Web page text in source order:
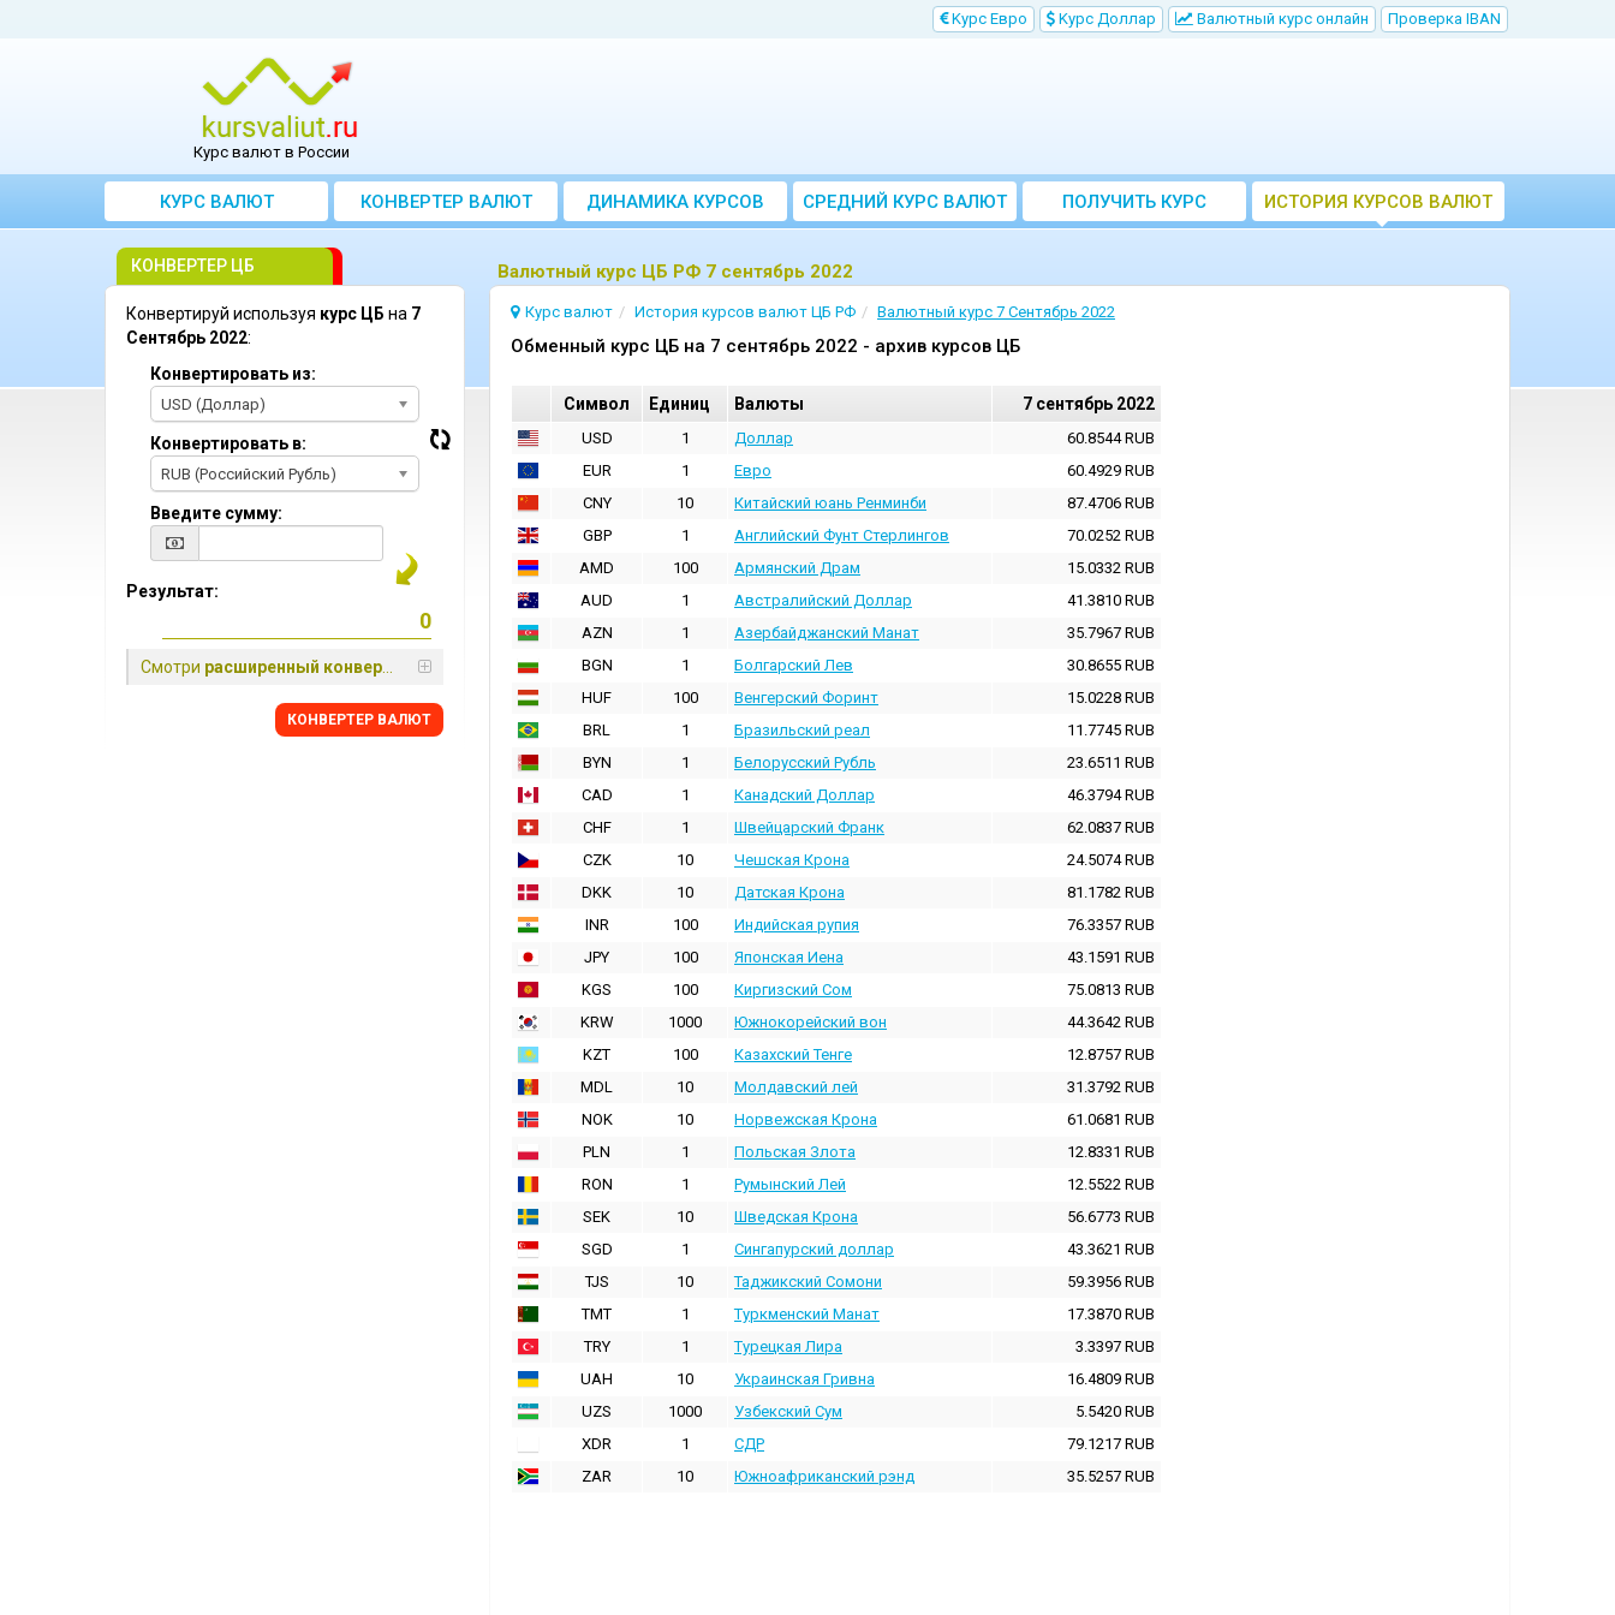
Kурс Евро Kурс Доллар Bалютный курс онлайн Проверка IBAN
Курс валют в России
КУРС ВАЛЮТ КОНВЕРТЕР ВАЛЮТ ДИНАМИКА КУРСОВ
CРЕДНИЙ КУРС ВАЛЮТ
ЗА МЕСЯЦ
ПОЛУЧИТЬ КУРС
ВАЛЮТ ЦБ
ИСТОРИЯ КУРСОВ ВАЛЮТ
ЦБ РФ
Bалютный курс ЦБ РФ 7 сентябрь 2022
Курс валют История курсов валют ЦБ РФ Валютный курс 7 Сентябрь 2022
Oбменный курс ЦБ на 7 сентябрь 2022 - архив курсов ЦБ
Cимвол Единиц Валюты 7 сентябрь 2022
USD 1 Доллар 60.8544RUB
EUR
1 Евро 60.4929 RUB
CNY
10 Китайский юань Ренминби 87.4706 RUB
GBP
1 Английский Фунт Стерлингов 70.0252 RUB
AMD
100 Армянский Драм 15.0332 RUB
AUD
1 Австралийский Доллар 41.3810 RUB
AZN
1 Азербайджанский Манат 35.7967 RUB
BGN
1 Болгарский Лев 30.8655 RUB
HUF
100 Венгерский Форинт 15.0228 RUB
BRL
1 Бразильский реал 11.7745 RUB
BYN
1 Белорусский Рубль 23.6511 RUB
CAD
1 Канадский Доллар 46.3794RUB
CHF
1 Швейцарский Франк 62.0837 RUB
CZK
10 Чешская Крона 24.5074RUB
DKK
10 Датская Крона 81.1782 RUB
INR
100 Индийская pупия 76.3357 RUB
JPY
100 Японская Иена 43.1591 RUB
KGS
100 Киргизский Сом 75.0813 RUB
KRW
1000 Южнокорейский вон 44.3642 RUB
KZT
100 Казахский Тенге 12.8757 RUB
MDL
10 Молдавский лей 31.3792 RUB
NOK
10 Норвежская Крона 61.0681 RUB
PLN
1 Польская Злота 12.8331 RUB
RON
1 Румынский Лей 12.5522 RUB
SEK
10 Шведская Крона 56.6773 RUB
SGD
1 Сингапурский доллар 43.3621 RUB
TJS
10 Таджикский Сомони 59.3956 RUB
TMT
1 Туркменский Манат 17.3870 RUB
TRY
1 Турецкая Лира 3.3397 RUB
UAH
10 Украинская Гривна 16.4809 RUB
UZS
1000 Узбекский Сум 5.5420 RUB
XDR
1 СДР 79.1217 RUB
ZAR
10 Южноафриканский рэнд 35.5257 RUB
КОНВЕРТЕР ЦБ
Конвертируй используя курс ЦБ на 7
Сентябрь 2022:
Конвертировать из:
USD (Доллар)
Конвертировать в:
RUB (Российский Рубль)
Введите сумму:
Результат:
Смотри расширенный конвертер
КОНВЕРТЕР ВАЛЮТ